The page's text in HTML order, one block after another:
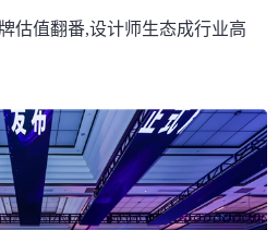
估值翻番,设计师生态成行业高